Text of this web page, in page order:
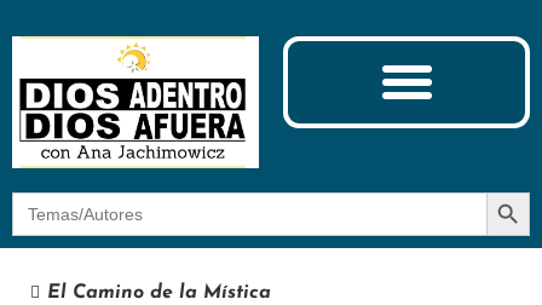
Botón
El Camino de la Mística